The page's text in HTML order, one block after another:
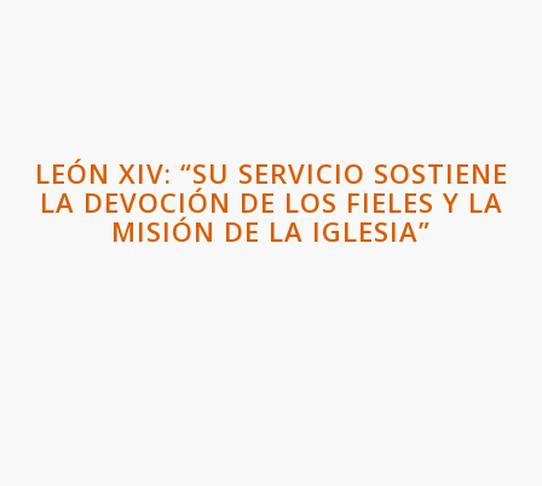
LEÓN XIV: “SU SERVICIO SOSTIENE
LA DEVOCIÓN DE LOS FIELES Y LA
MISIÓN DE LA IGLESIA”